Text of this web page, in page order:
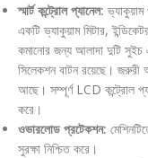
স্মার্ট কন্ট্রোল প্যানেল: ভ্যাকুয়াম
একটি ভ্যাকুয়াম মিটার,
কমানোর জন্য আলাদা দুটি সুইচ
সিলেকশন বাটন রয়েছে।
আছে। সম্পূর্ণ LCD কন্ট্রোল
করে।
ওভারলোড প্রটেকশন:
সুরক্ষা নিশ্চিত করে।